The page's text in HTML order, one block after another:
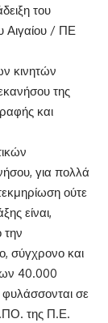
του
Αιγαίου / ΠΕ
κινητών
της
και
για πολλά
ούτε
είναι,
την
σύγχρονο και
40.000
φυλάσσονται σε
της Π.Ε.